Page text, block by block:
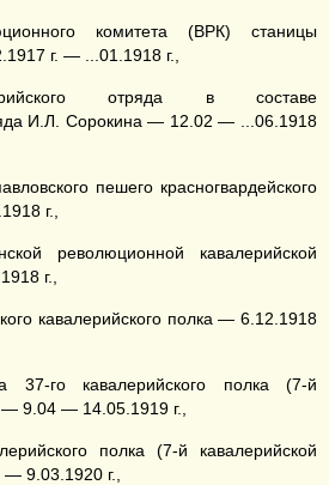
комитета (ВРК) станицы
г. — ...01.1918 г.,
отряда в составе
И.Л. Сорокина — 12.02 — ...06.1918
пешего красногвардейского
г.,
революционной кавалерийской
г.,
кавалерийского полка — 6.12.1918
37-го кавалерийского полка (7-й
— 9.04 — 14.05.1919 г.,
полка (7-й кавалерийской
9.03.1920 г.,